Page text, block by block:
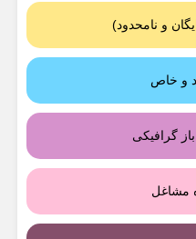
و نامحدود)
و خاص
باز گرافیکی
مشاغل